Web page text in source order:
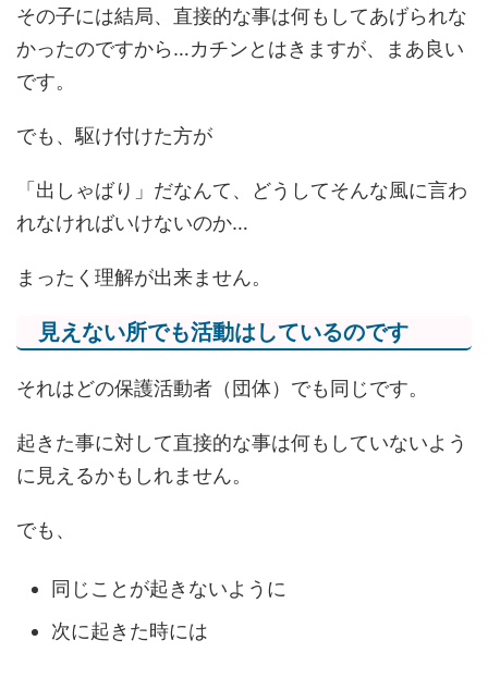
その子には結局、直接的な事は何もしてあげられな
かったのですから…カチンとはきますが、まあ良い
です。
でも、駆け付けた方が
「出しゃばり」だなんて、どうしてそんな風に言わ
れなければいけないのか…
まったく理解が出来ません。
見えない所でも活動はしているのです
それはどの保護活動者（団体）でも同じです。
起きた事に対して直接的な事は何もしていないよう
に見えるかもしれません。
でも、
同じことが起きないように
次に起きた時には